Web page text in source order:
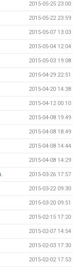
2015-05-25 23:00
2015-05-22 23:59
2015-05-07 13:03
2015-05-04 12:04
2015-05-03 19:08
2015-04-29 22:51
2015-04-20 14:38
2015-04-12 00:10
2015-04-08 19:49
2015-04-08 18:49
2015-04-08 14:44
2015-04-08 14:29
2015-03-26 17:57
2015-03-22 09:30
2015-03-20 09:51
2015-02-15 17:20
2015-02-07 14:54
2015-02-03 17:30
2015-02-02 17:53